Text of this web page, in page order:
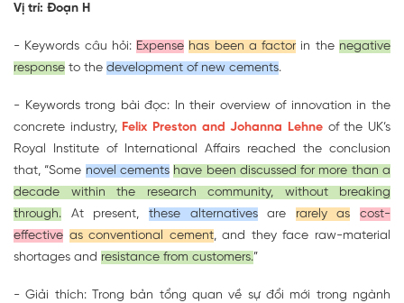
Vị trí: Đoạn H
- Keywords câu hỏi: Expense has been a factor in the negative
response to the development of new cements.
- Keywords trong bài đọc: In their overview of innovation in the
concrete industry, Felix Preston and Johanna Lehne of the UK’s
Royal Institute of International Affairs reached the conclusion
that, “Some novel cements have been discussed for more than a
decade within the research community, without breaking
through. At present, these alternativesare rarely as
cost-
effective as conventional cement, and they face raw-material
shortages and resistance from customers.”
- Giải thích: Trong bản tổng quan về sự đổi mới trong ngành